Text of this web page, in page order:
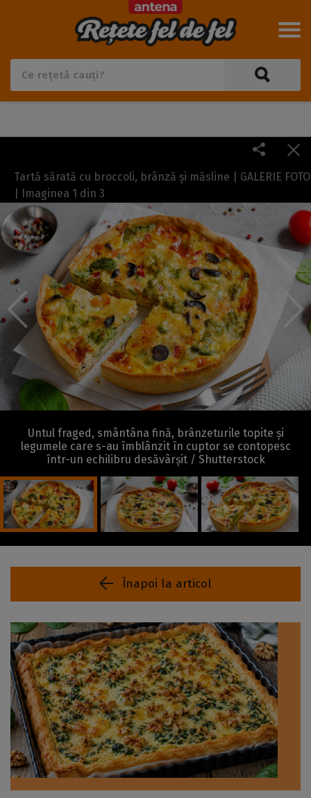
Tartă sărată cu broccoli, brânză și măsline | GALERIE FOTO
| Imaginea 1 din 3
Untul fraged, smântâna fină, brânzeturile topite și
legumele care s-au îmblânzit în cuptor se contopesc
într-un echilibru desăvârșit / Shutterstock
Înapoi la articol